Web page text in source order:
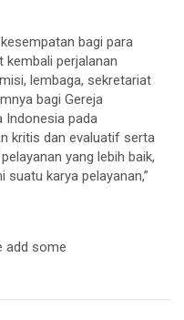
bagi para
kembali perjalanan
lembaga, sekretariat
bagi Gereja
Indonesia pada
kritis dan evaluatif serta
yang lebih baik,
suatu karya pelayanan,”
add some